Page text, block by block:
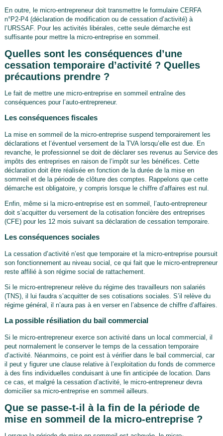
En outre, le micro-entrepreneur doit transmettre le formulaire CERFA
n°P2-P4 (déclaration de modification ou de cessation d’activité) à
l’URSSAF. Pour les activités libérales, cette seule démarche est
suffisante pour mettre la micro-entreprise en sommeil.
Quelles sont les conséquences d’une
cessation temporaire d’activité ? Quelles
précautions prendre ?
Le fait de mettre une micro-entreprise en sommeil entraîne des
conséquences pour l’auto-entrepreneur.
Les conséquences fiscales
La mise en sommeil de la micro-entreprise suspend temporairement les
déclarations et l’éventuel versement de la TVA lorsqu’elle est due. En
revanche, le professionnel se doit de déclarer ses revenus au Service des
impôts des entreprises en raison de l’impôt sur les bénéfices. Cette
déclaration doit être réalisée en fonction de la durée de la mise en
sommeil et de la période de clôture des comptes. Rappelons que cette
démarche est obligatoire, y compris lorsque le chiffre d’affaires est nul.
Enfin, même si la micro-entreprise est en sommeil, l’auto-entrepreneur
doit s’acquitter du versement de la cotisation foncière des entreprises
(CFE) pour les 12 mois suivant sa déclaration de cessation temporaire.
Les conséquences sociales
La cessation d’activité n’est que temporaire et la micro-entreprise poursuit
son fonctionnement au niveau social, ce qui fait que le micro-entrepreneur
reste affilié à son régime social de rattachement.
Si le micro-entrepreneur relève du régime des travailleurs non salariés
(TNS), il lui faudra s’acquitter de ses cotisations sociales. S’il relève du
régime général, il n’aura pas à en verser en l’absence de chiffre d’affaires.
La possible résiliation du bail commercial
Si le micro-entrepreneur exerce son activité dans un local commercial, il
peut normalement le conserver le temps de la cessation temporaire
d’activité. Néanmoins, ce point est à vérifier dans le bail commercial, car
il peut y figurer une clause relative à l’exploitation du fonds de commerce
à des fins individuelles conduisant à une fin anticipée de location. Dans
ce cas, et malgré la cessation d’activité, le micro-entrepreneur devra
domicilier sa micro-entreprise en sommeil ailleurs.
Que se passe-t-il à la fin de la période de
mise en sommeil de la micro-entreprise ?